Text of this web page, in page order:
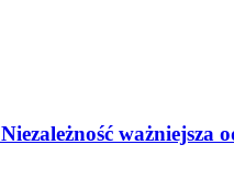
ważniejsza